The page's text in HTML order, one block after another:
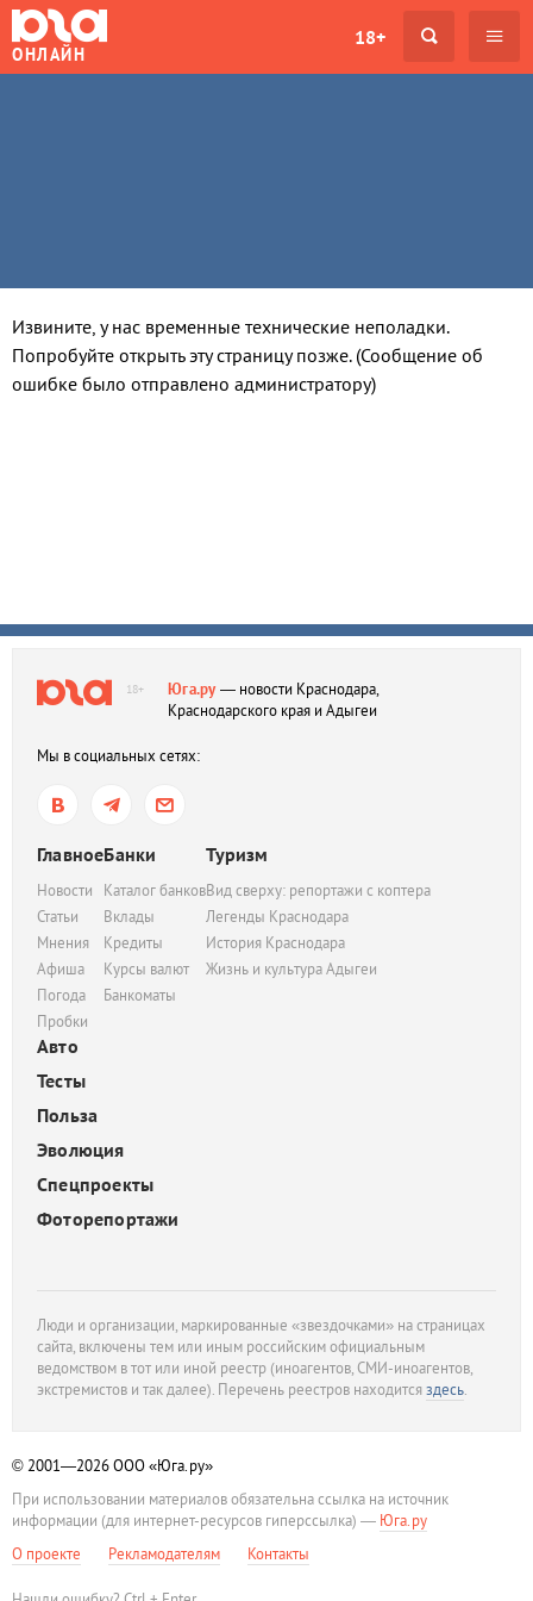
ОНЛАЙН
18+
Извините, у нас временные технические неполадки.
Попробуйте открыть эту страницу позже. (Сообщение об
ошибке было отправлено администратору)
18+ Юга.ру— новости Краснодара,
Краснодарского края и Адыгеи
Мы в социальных сетях:
Главное
Новости
Статьи
Мнения
Афиша
Погода
Пробки
Банки
Каталог банков
Вклады
Кредиты
Курсы валют
Банкоматы
Туризм
Вид сверху: репортажи с коптера
Легенды Краснодара
История Краснодара
Жизнь и культура Адыгеи
Авто
Тесты
Польза
Эволюция
Спецпроекты
Фоторепортажи
Люди и организации, маркированные «звездочками» на страницах
сайта, включены тем или иным российским официальным
ведомством в тот или иной реестр (иноагентов, СМИ-иноагентов,
экстремистов и так далее). Перечень реестров находитсяздесь.
© 2001—2026ООО «Юга.ру»
При использовании материалов обязательна ссылка на источник
информации (для интернет-ресурсов гиперссылка) — Юга.ру
О проекте
Рекламодателям Контакты